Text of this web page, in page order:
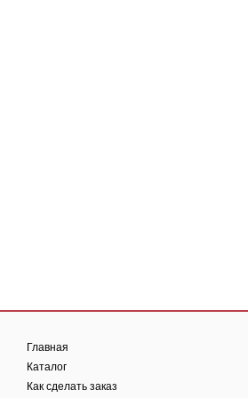
Главная
Каталог
Как сделать заказ